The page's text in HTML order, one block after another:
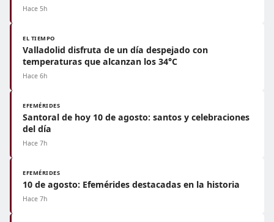
Hace 5h
EL TIEMPO
Valladolid disfruta de un día despejado con
temperaturas que alcanzan los 34°C
Hace 6h
EFEMÉRIDES
Santoral de hoy 10 de agosto: santos y celebraciones
del día
Hace 7h
EFEMÉRIDES
10 de agosto: Efemérides destacadas en la historia
Hace 7h